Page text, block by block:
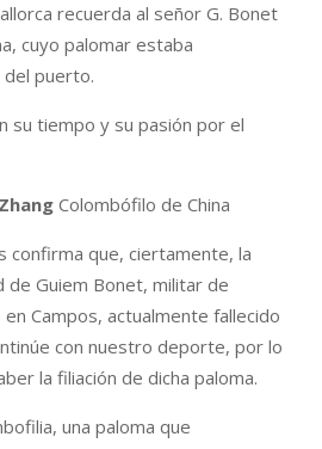
recuerda al señor G. Bonet
cuyo palomar estaba
puerto.
su tiempo y su pasión por el
Colombófilo de China
confirma que, ciertamente, la
de Guiem Bonet, militar de
Campos, actualmente fallecido
con nuestro deporte, por lo
la filiación de dicha paloma.
una paloma que